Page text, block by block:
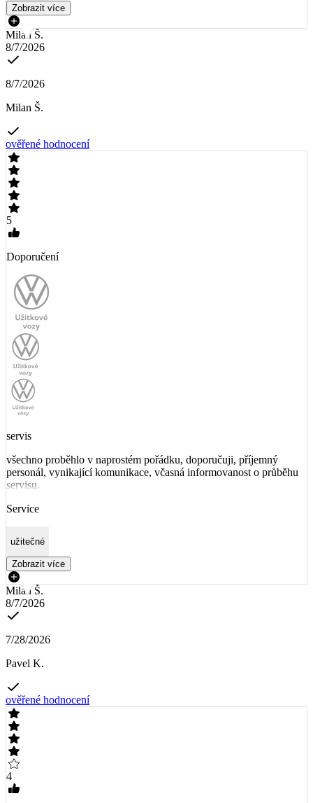
Zobrazit více
Milan Š.
8/7/2026
8/7/2026
Milan Š.
ověřené hodnocení
5
Doporučení
servis
všechno proběhlo v naprostém pořádku, doporučuji, příjemný
personál, vynikající komunikace, včasná informovanost o průběhu
servisu.
Service
užitečné
Zobrazit více
Milan Š.
8/7/2026
7/28/2026
Pavel K.
ověřené hodnocení
4